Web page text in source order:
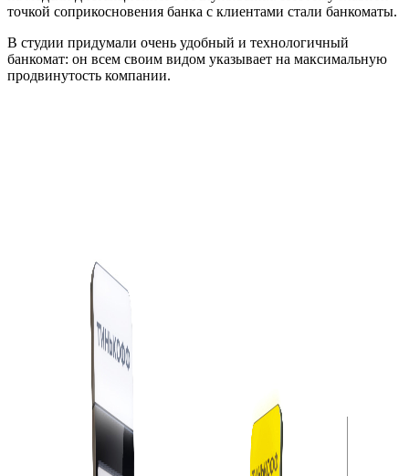
точкой соприкосновения банка с клиентами стали банкоматы.
В студии придумали очень удобный и технологичный
банкомат: он всем своим видом указывает на максимальную
продвинутость компании.